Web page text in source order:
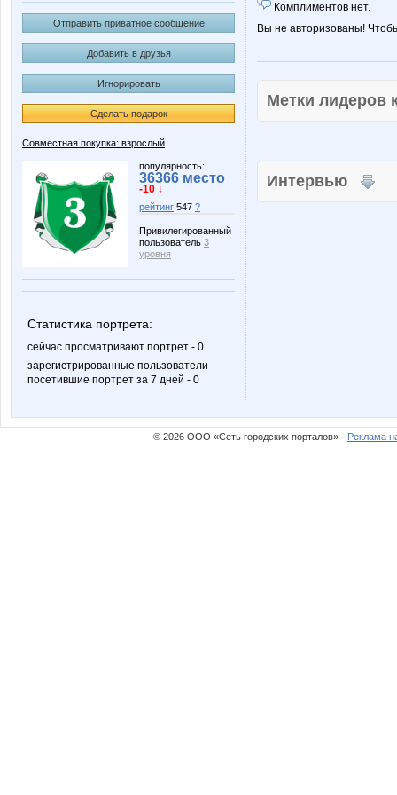
Отправить приватное сообщение
Добавить в друзья
Игнорировать
Сделать подарок
Совместная покупка: взрослый
популярность:
36366 место
-10 ↓
рейтинг 547 ?
Привилегированный
пользователь 3
уровня
Статистика портрета:
сейчас просматривают портрет - 0
зарегистрированные пользователи
посетившие портрет за 7 дней - 0
Комплиментов нет.
Вы не авторизованы!
Метки
Интервью
© 2026 ООО «Сеть городских порталов» · Реклама